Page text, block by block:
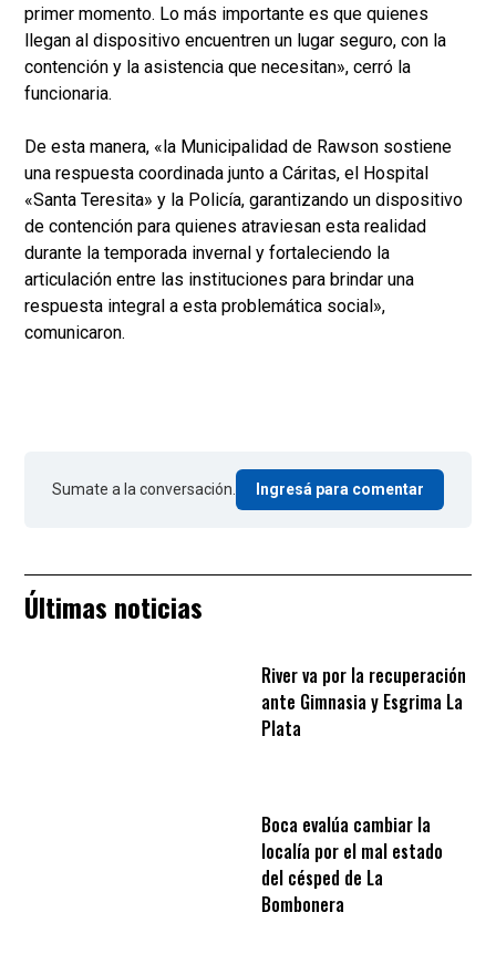
primer momento. Lo más importante es que quienes
llegan al dispositivo encuentren un lugar seguro, con la
contención y la asistencia que necesitan», cerró la
funcionaria.
De esta manera, «la Municipalidad de Rawson sostiene
una respuesta coordinada junto a Cáritas, el Hospital
«Santa Teresita» y la Policía, garantizando un dispositivo
de contención para quienes atraviesan esta realidad
durante la temporada invernal y fortaleciendo la
articulación entre las instituciones para brindar una
respuesta integral a esta problemática social»,
comunicaron.
Sumate a la conversación. Ingresá para comentar
Últimas noticias
River va por la recuperación
ante Gimnasia y Esgrima La
Plata
Boca evalúa cambiar la
localía por el mal estado
del césped de La
Bombonera